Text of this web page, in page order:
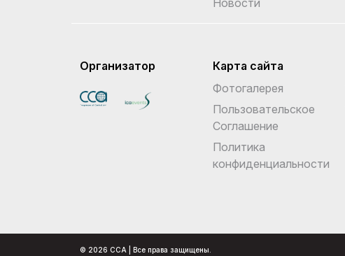
Организатор
Карта сайта
Фотогалерея
Пользовательское
Соглашение
Политика
конфиденциальности
© 2026 CCA | Все права защищены.